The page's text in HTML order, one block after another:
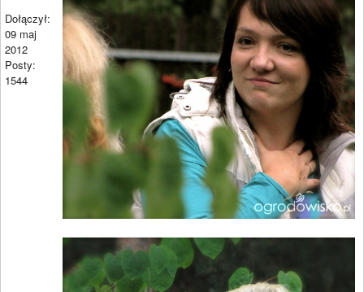
Dołączył:
09 maj
2012
Posty:
1544